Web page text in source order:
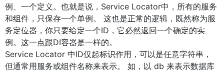
例、一个定义。也就是说，Service Locator中，所有的服务
和组件，只保存一个单例。 这也是正常的逻辑，既然称为服
务定位器，你只要给定一个ID，它必然返回一个确定的实
例。这一点跟DI容器是一样的。
Service Locator 中ID仅起标识作用，可以是任意字符串，
但通常用服务或组件名称来表示。 如，以 db 来表示数据库